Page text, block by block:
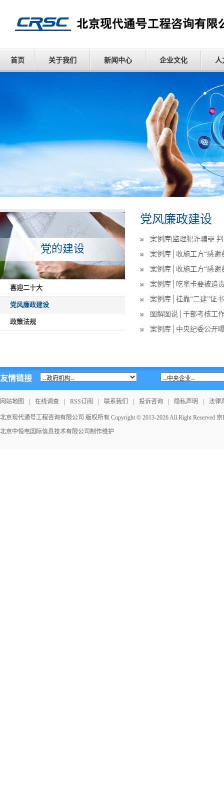
首页 关于我们 新闻中心 企业文化 人
党的建设
喜迎二十大
党风廉政建设
政策法规
党风廉政建设
案例库|监理犯诈骗罪
案例库│收施工方“感谢
案例库│收施工方“感谢
案例库│吃拿卡要被追
案例库│挂靠“二建”证
图解图说│干部考核工
案例库│中央纪委公开
友情链接
网站地图 在线调查 RSS订阅 联系我们 投诉咨询 隐私声明 法律
北京现代通号工程咨询有限公司 版权所有 Copyright © 2013-2026 All Right Reserved 京
北京中恒电国际信息技术有限公司 制作维护